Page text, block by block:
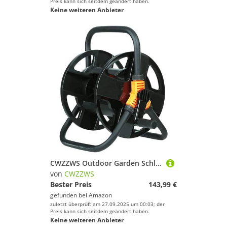
Keine weiteren Anbieter
CWZZWS Outdoor Garden Schlauch Rollengartenschlauch Rollenwagen ， Tragbarer Schlauchwagenrolle All-in-One Quick Storage Water Pipe Trolley besonders stabil, bequem im Garten und im Freien (schwarz,
von CWZZWS
Bester Preis
143,99 €
gefunden bei Amazon
zuletzt überprüft am 27.09.2025 um 00:03; der
Preis kann sich seitdem geändert haben.
Keine weiteren Anbieter